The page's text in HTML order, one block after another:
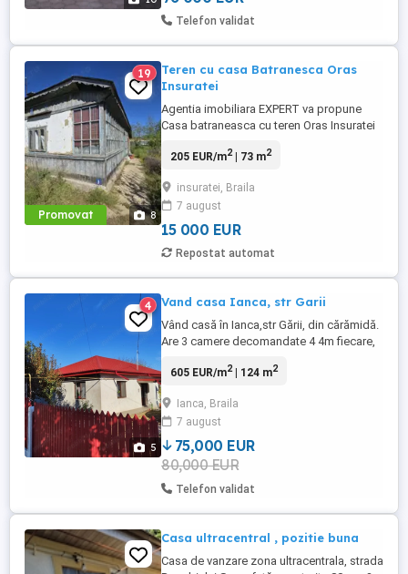
Telefon validat
Promovat 8
19
Teren cu casa Batranesca Oras
Insuratei
Agentia imobiliara EXPERT va propune
Casa batraneasca cu teren Oras Insuratei
ml, casa 73 mp Utilitati canalizare, apa si
asfaltata la 50 ml Terenul este imprejmuit
cu gard ...
205 EUR/m2| 73 m2
insuratei, Braila
7 august
15 000 EUR
Repostat automat
5
4 Vand casa Ianca, str Garii
Vând casă în Ianca,str Gării, din cărămidă.
Are 3 camere decomandate 4 4m fiecare,
hol mai mic, o cămară si o terasă. Are
centrala termica pe gaz. Teava de gaz
pentru aragaz pe terasa. Izolata. Se vinde
mobilata si ...
605 EUR/m2| 124 m2
Ianca, Braila
7 august
75,000 EUR
80,000 EUR
Telefon validat
Casa ultracentral , pozitie buna
Casa de vanzare zona ultracentrala, strada